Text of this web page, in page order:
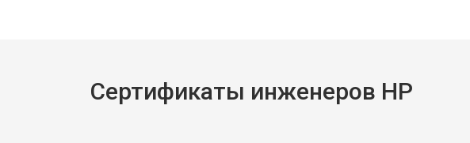
Сертификаты инженеров HP